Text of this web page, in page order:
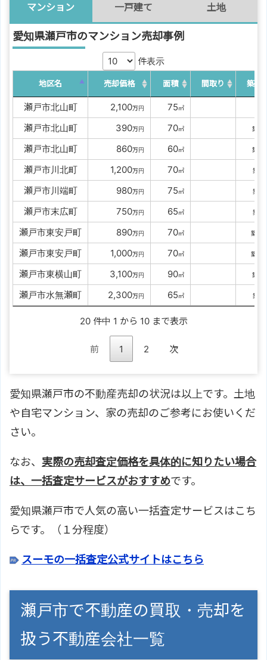
マンション 一戸建て 土地
愛知県瀬戸市のマンション売却事例
件表示
地区名 売却価格 面積 間取り 築年
瀬戸市北山町 2,100万円 75㎡
瀬戸市北山町
390万円 70㎡ 築
瀬戸市北山町
860万円 60㎡ 築
瀬戸市川北町
1,200万円 70㎡ 築
瀬戸市川端町
980万円 75㎡ 築
瀬戸市末広町
750万円 65㎡ 築
瀬戸市東安戸町
890万円 70㎡ 築
瀬戸市東安戸町
1,000万円 70㎡ 築
瀬戸市東横山町
3,100万円 90㎡ 築
瀬戸市水無瀬町
2,300万円 65㎡ 築
20 件中 1 から 10 まで表示
前 1 2 次
愛知県瀬戸市の不動産売却の状況は以上です。土地
や自宅マンション、家の売却のご参考にお使いくだ
さい。
なお、 実際の売却査定価格を具体的に知りたい場合
は、一括査定サービスがおすすめです。
愛知県瀬戸市で人気の高い一括査定サービスはこち
らです。（１分程度）
スーモの一括査定公式サイトはこちら
瀬戸市で不動産の買取・売却を
扱う不動産会社一覧